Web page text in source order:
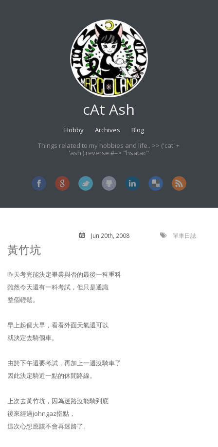
cAt Ash
Hobby Archives
Blog
Things related to my hobbies and life.. >> ('cat' +
'ash').reverse #=> "hsatac"
Jun 20th, 2008 單車日誌
黃竹坑
昨天考完能決定畢業與否的最後一科重科
雖然今天還有一科考試，但只是通識
整個輕鬆。
早上起個大早，看看外面天氣還可以
就決定去騎個車。
由於下午還要考試，再加上一週沒騎車了
因此決定騎近一點的休閒路線。
上次去黃竹坑，因為迷路沒能騎到底
後來經過johngaz指點，
這次心想應該不會再迷路了。